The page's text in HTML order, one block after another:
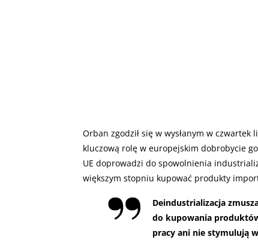
Orban zgodził się w wysłanym w czwartek
kluczową rolę w europejskim dobrobycie
UE doprowadzi do spowolnienia
większym stopniu kupować produkty
Deindustrializacja
do kupowania
pracy ani nie stymulują